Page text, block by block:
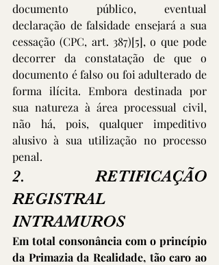
documento público, eventual
declaração de falsidade ensejará a sua
cessação (CPC, art. 387)[5], o que pode
decorrer da constatação de que o
documento é falso ou foi adulterado de
forma ilícita. Embora destinada por
sua natureza à área processual civil,
não há, pois, qualquer impeditivo
alusivo à sua utilização no processo
penal.
2. RETIFICAÇÃO
REGISTRAL
INTRAMUROS
Em total consonância com o princípio
da Primazia da Realidade, tão caro ao